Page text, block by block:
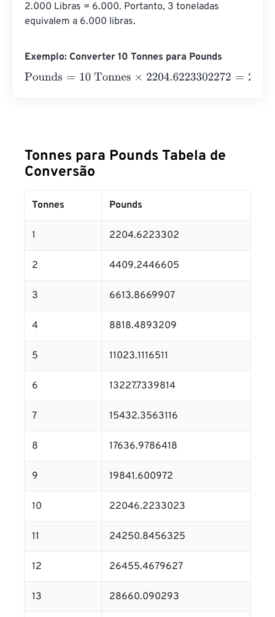
2.000 Libras = 6.000. Portanto, 3 toneladas
equivalem a 6.000 libras.
Exemplo: Converter 10 Tonnes para Pounds
Pounds= 10 Tonnes×2204.6223302272=
Tonnes para Pounds Tabela de
Conversão
Tonnes Pounds
1 2204.6223302
2 4409.2446605
3 6613.8669907
4 8818.4893209
5 11023.1116511
6 13227.7339814
7 15432.3563116
8 17636.9786418
9 19841.600972
10 22046.2233023
11 24250.8456325
12 26455.4679627
13 28660.090293